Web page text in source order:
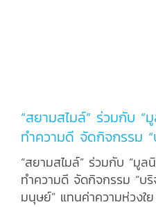
“สยามสไมล์” ร่วมกับ “
ทำความดี จัดกิจกรรม “บริจาคโลหิต เพื่อต่อชีวิต
เพื่อนมนุษย์” แทนค่าควา
“สยามสไมล์” ร่วมกับ “มู
ทำความดี จัดกิจกรรม “บริจาคโลหิต เพื่อต่อชีวิตเพื่อน
มนุษย์” แทนค่าความห่วงใ